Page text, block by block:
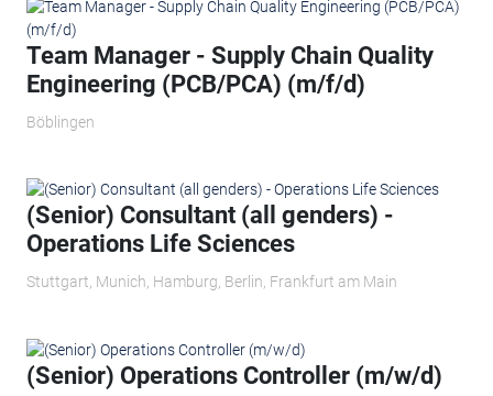
Team Manager - Supply Chain Quality
Engineering (PCB/PCA) (m/f/d)
Böblingen
(Senior) Consultant (all genders) -
Operations Life Sciences
Stuttgart, Munich, Hamburg, Berlin, Frankfurt am Main
(Senior) Operations Controller (m/w/d)